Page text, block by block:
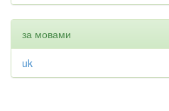
за мовами
uk